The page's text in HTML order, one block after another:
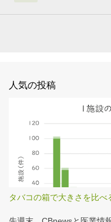
人気の投稿
タバコの箱で大きさを比べ